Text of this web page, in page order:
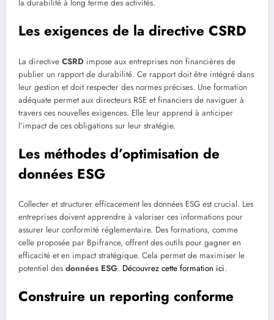
la durabilité à long terme des activités.
Les exigences de la directive CSRD
La directive CSRD impose aux entreprises non financières de
publier un rapport de durabilité. Ce rapport doit être intégré dans
leur gestion et doit respecter des normes précises. Une formation
adéquate permet aux directeurs RSE et financiers de naviguer à
travers ces nouvelles exigences. Elle leur apprend à anticiper
l’impact de ces obligations sur leur stratégie.
Les méthodes d’optimisation de
données ESG
Collecter et structurer efficacement les données ESG est crucial. Les
entreprises doivent apprendre à valoriser ces informations pour
assurer leur conformité réglementaire. Des formations, comme
celle proposée par Bpifrance, offrent des outils pour gagner en
efficacité et en impact stratégique. Cela permet de maximiser le
potentiel des données ESG. Découvrez cette formation ici.
Construire un reporting conforme